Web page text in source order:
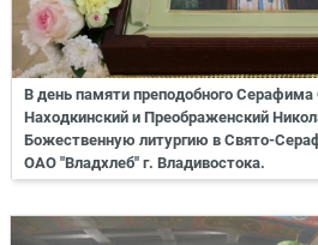
В день памяти преподобного Серафима
Находкинский и Преображенский
Божественную литургию в Свято-
ОАО "Владхлеб" г. Владивостока.